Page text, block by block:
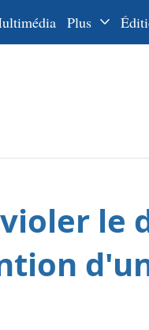
Plus
violer